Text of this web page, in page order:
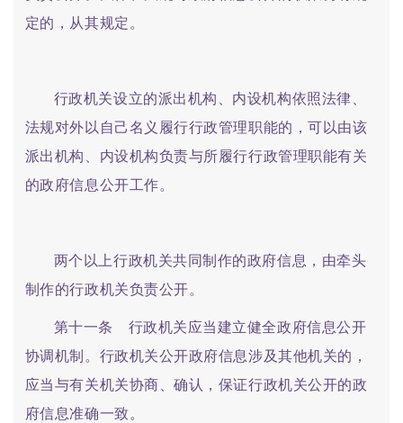
定的，从其规定。
行政机关设立的派出机构、内设机构依照法律、
法规对外以自己名义履行行政管理职能的，可以由该
派出机构、内设机构负责与所履行行政管理职能有关
的政府信息公开工作。
两个以上行政机关共同制作的政府信息，由牵头
制作的行政机关负责公开。
第十一条 行政机关应当建立健全政府信息公开
协调机制。行政机关公开政府信息涉及其他机关的，
应当与有关机关协商、确认，保证行政机关公开的政
府信息准确一致。